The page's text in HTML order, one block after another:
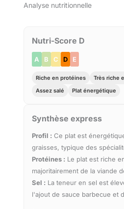
Analyse nutritionnelle
Nutri-Score D
A B C D E
Riche en protéines
Très riche
Assez salé
Plat énergétique
Synthèse express
Profil : Ce plat est
graisses, typique des
Protéines : Le plat est riche
majoritairement de la viande
Sel : La teneur en sel est
l'ajout de sauce barbecue et